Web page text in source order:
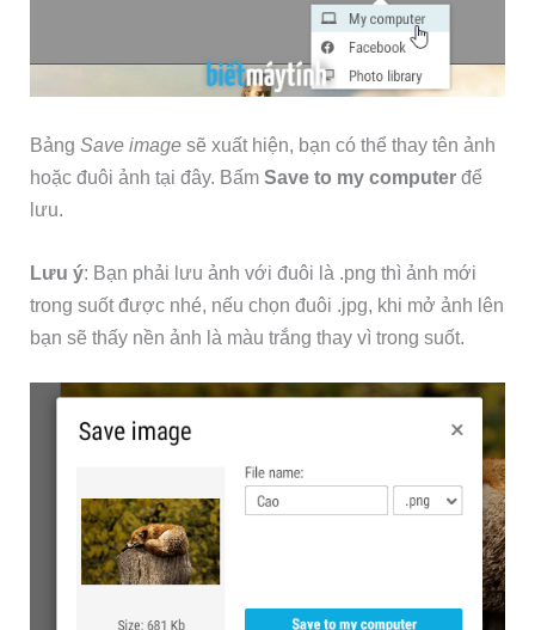
BảngSave image sẽ xuất hiện, bạn có thể thay tên ảnh
hoặc đuôi ảnh tại đây. BấmSave to my computer để
lưu.
Lưu ý: Bạn phải lưu ảnh với đuôi là .png thì ảnh mới
trong suốt được nhé, nếu chọn đuôi .jpg, khi mở ảnh lên
bạn sẽ thấy nền ảnh là màu trắng thay vì trong suốt.